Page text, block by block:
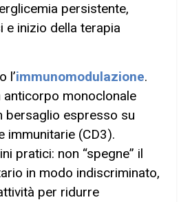
persistente,
e inizio della terapia
l’immunomodulazione.
anticorpo monoclonale
bersaglio espresso su
immunitarie (CD3).
pratici: non “spegne” il
in modo indiscriminato,
per ridurre